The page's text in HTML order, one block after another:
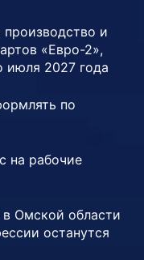
и
«Евро-2»,
июля 2027 года
по
на рабочие
в Омской области
останутся